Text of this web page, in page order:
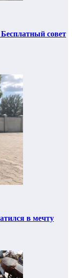
совет
в мечту